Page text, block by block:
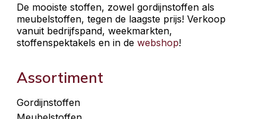
De mooiste stoffen, zowel gordijnstoffen als
meubelstoffen, tegen de laagste prijs! Verkoop
vanuit bedrijfspand, weekmarkten,
stoffenspektakels en in de webshop!
Assortiment
Gordijnstoffen